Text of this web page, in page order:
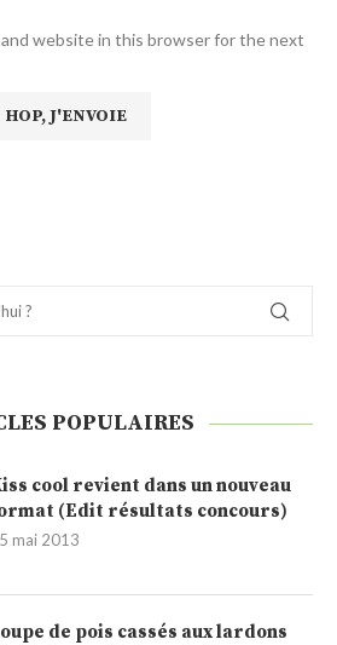
and website in this browser for the next
POPULAIRES
cool revient dans un nouveau
(Edit résultats concours)
mai 2013
de pois cassés aux lardons